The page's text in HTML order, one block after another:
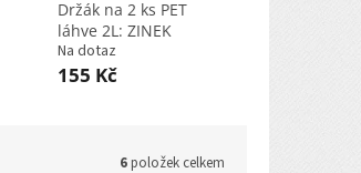
Držák na 2 ks PET
láhve 2L: ZINEK
Na dotaz
155 Kč
6položek celkem